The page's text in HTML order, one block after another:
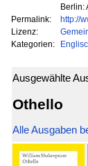
Berlin:
Permalink:
http://
Lizenz:
Kategorien:
Ausgewählte
Othello
Alle Ausgaben